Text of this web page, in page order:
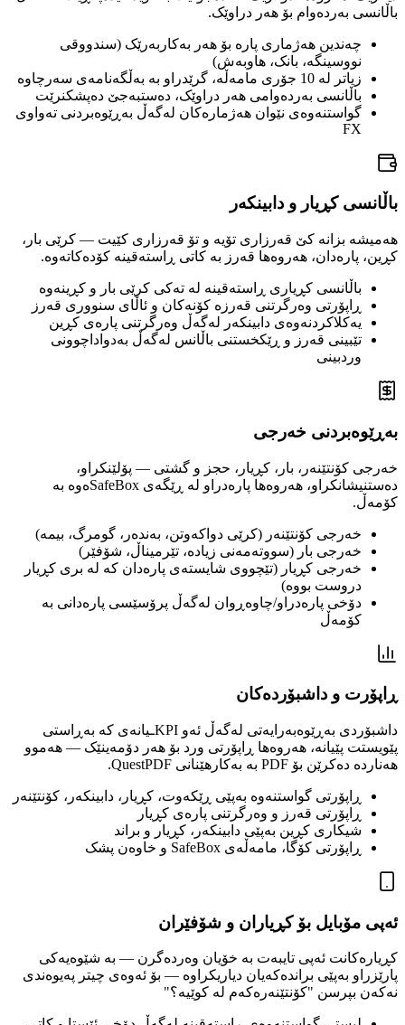
باڵانسی بەردەوام بۆ هەر دراوێک.
چەندین هەژماری پارە بۆ هەر بەکاربەرێک (سندووقی
نووسینگە، بانک، هاوبەش)
زیاتر لە 10 جۆری مامەڵە، گرێدراو بە بەڵگەنامەی سەرچاوە
باڵانسی بەردەوامی هەر دراوێک، دەستبەجێ دەپشکنرێت
گواستنەوەی نێوان هەژمارەکان لەگەڵ بەڕێوەبردنی تەواوی
FX
باڵانسی کڕیار و دابینکەر
هەمیشە بزانە کێ قەرزاری تۆیە و تۆ قەرزاری کێیت — کرێی بار،
کڕین، پارەدان، هەروەها قەرز بە کاتی ڕاستەقینە کۆدەکاتەوە.
باڵانسی کڕیاری ڕاستەقینە لە تەکی کرێی بار و کڕینەوە
ڕاپۆرتی وەرگرتنی قەرزە کۆنەکان و ئاڵای سنووری قەرز
یەکلاکردنەوەی دابینکەر لەگەڵ وەرگرتنی پارەی کڕین
تێبینی قەرز و ڕێکخستنی باڵانس لەگەڵ بەدواداچوونی
وردبینی
بەڕێوەبردنی خەرجی
خەرجی کۆنتێنەر، بار، کڕیار، حجز و گشتی — پۆلێنکراو،
دەستنیشانکراو، هەروەها پارەدراو لە ڕێگەی SafeBoxەوە بە
کۆمەڵ.
خەرجی کۆنتێنەر (کرێی دواکەوتن، بەندەر، گومرگ، بیمە)
خەرجی بار (سووتەمەنی زیادە، تێرمیناڵ، شۆفێر)
خەرجی کڕیار (تێچووی شایستەی پارەدان کە لە بری کڕیار
دروست بووە)
دۆخی پارەدراو/چاوەڕوان لەگەڵ پرۆسێسی پارەدانی بە
کۆمەڵ
ڕاپۆرت و داشبۆردەکان
داشبۆردی بەڕێوەبەرایەتی لەگەڵ ئەو KPIـیانەی کە بەڕاستی
پێویستت پێیانە، هەروەها ڕاپۆرتی ورد بۆ هەر دۆمەینێک — هەموو
هەناردە دەکرێن بۆ PDF بە بەکارهێنانی QuestPDF.
ڕاپۆرتی گواستنەوە بەپێی ڕێکەوت، کڕیار، دابینکەر، کۆنتێنەر
ڕاپۆرتی قەرز و وەرگرتنی پارەی کڕیار
شیکاری کڕین بەپێی دابینکەر، کڕیار و براند
ڕاپۆرتی کۆگا، مامەڵەی SafeBox و خاوەن پشک
ئەپی مۆبایل بۆ کڕیاران و شۆفێران
کڕیارەکانت ئەپی تایبەت بە خۆیان وەردەگرن — بە شێوەیەکی
پارێزراو بەپێی براندەکەیان دیاریکراوە — بۆ ئەوەی چیتر پەیوەندی
نەکەن بپرسن "کۆنتێنەرەکەم لە کوێیە؟"